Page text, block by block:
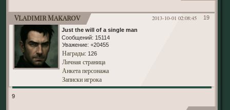
19
2013-10-01 02:08:45
Vladimir Makarov
Just the will of a single man
Сообщений: 15114
Уважение: +20455
Награды: 126
Личная страница
Анкета персонажа
Записки игрока
9